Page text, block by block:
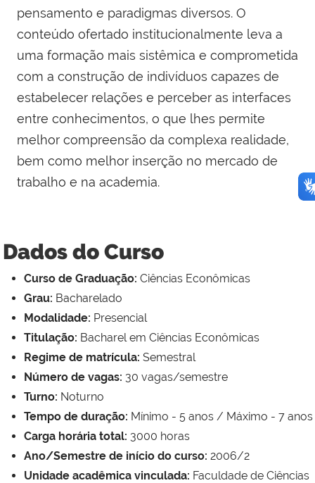
pensamento e paradigmas diversos. O
conteúdo ofertado institucionalmente leva a
uma formação mais sistêmica e comprometida
com a construção de indivíduos capazes de
estabelecer relações e perceber as interfaces
entre conhecimentos, o que lhes permite
melhor compreensão da complexa realidade,
bem como melhor inserção no mercado de
trabalho e na academia.
Dados do Curso
Curso de Graduação: Ciências Econômicas
Grau: Bacharelado
Modalidade: Presencial
Titulação: Bacharel em Ciências Econômicas
Regime de matrícula: Semestral
Número de vagas: 30 vagas/semestre
Turno: Noturno
Tempo de duração: Mínimo - 5 anos / Máximo - 7 anos
Carga horária total: 3000 horas
Ano/Semestre de início do curso: 2006/2
Unidade acadêmica vinculada: Faculdade de Ciências